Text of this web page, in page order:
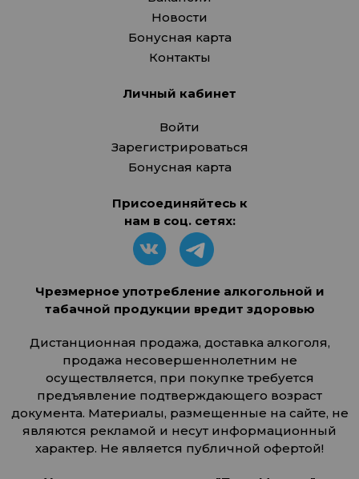
Новости
Бонусная карта
Контакты
Личный кабинет
Войти
Зарегистрироваться
Бонусная карта
Присоединяйтесь к
нам в соц. сетях:
Чрезмерное употребление алкогольной и
табачной продукции вредит здоровью
Дистанционная продажа, доставка алкоголя,
продажа несовершеннолетним не
осуществляется, при покупке требуется
предъявление подтверждающего возраст
документа. Материалы, размещенные на сайте, не
являются рекламой и несут информационный
характер. Не является публичной офертой!